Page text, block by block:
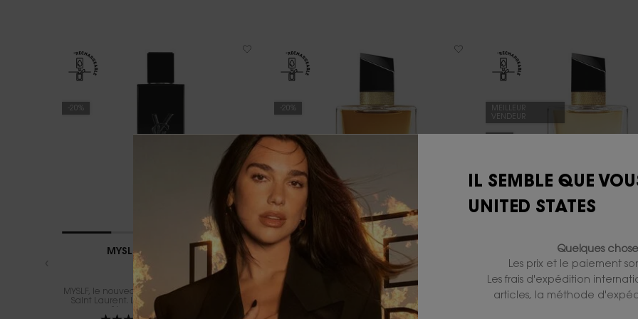
-20%
MYSLF EAU DE PARFUM
MYSLF, le nouveau parfum pour homme d'Yves
Saint Laurent.​ L'expression de l'homme que
vous êtes avec toutes ses nuances.
-20%
LIBRE EAU DE PARFUM INTENSE
Un parfum floral avec essence de lavande,
fleur d'oranger et accord d'orchidée
MEILLEUR
VENDEUR
LIBRE EAU DE PARFUM
La liberté de vivre tout
IL SEMBLE QUE
UNITED STATES
Quelques
Les prix et le paiement
Les frais d'expédition
articles, la méthode